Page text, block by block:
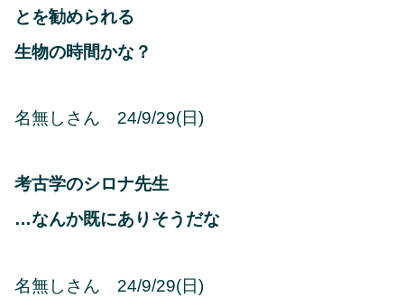
とを勧められる
生物の時間かな？
名無しさん 24/9/29(日)
考古学のシロナ先生
…なんか既にありそうだな
名無しさん 24/9/29(日)